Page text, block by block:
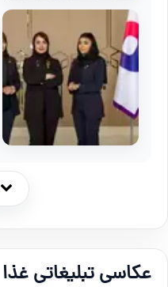
عکاسی تبلیغاتی غذا